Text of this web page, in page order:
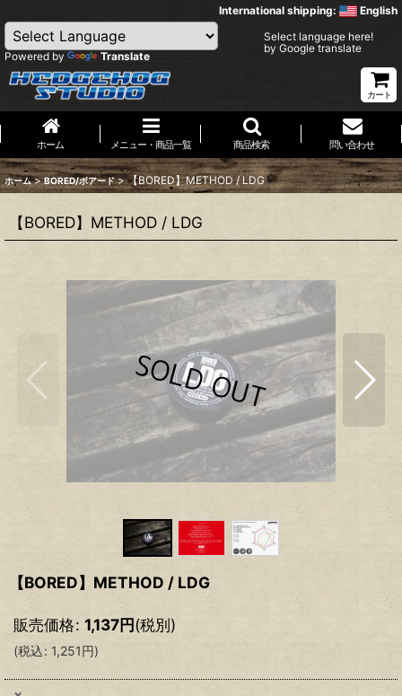
International shipping: English
Powered by Translate
Select language here!
by Google translate
カート
ホーム メニュー・商品一覧 商品検索 問い合わせ
ホーム > BORED/ボアード > 【BORED】METHOD / LDG
【BORED】METHOD / LDG
【BORED】METHOD / LDG
販売価格: 1,137円(税別)
(税込: 1,251円)